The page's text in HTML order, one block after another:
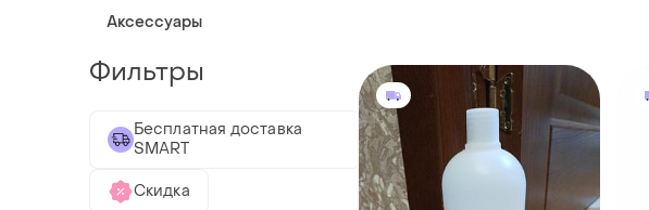
Аксессуары
Фильтры
Бесплатная доставка
SMART
Скидка